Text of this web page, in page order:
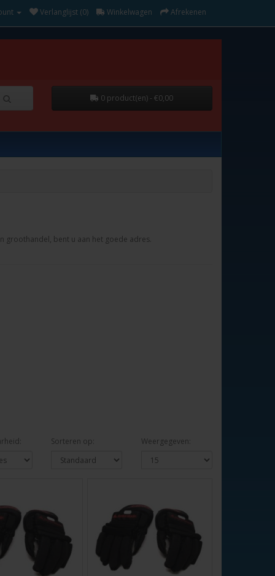
Verlanglijst (0) Winkelwagen Afrekenen
0 product(en) - €0,00
groothandel, bent u aan het goede adres.
Sorteren op: Weergegeven: